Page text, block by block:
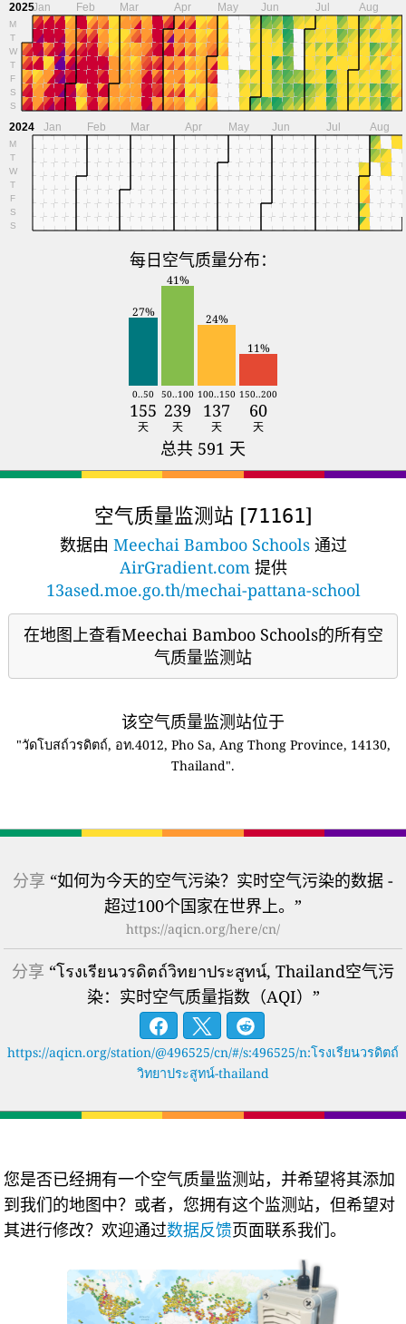
2025
M
T
W
T
F
S
S
Jan Feb Mar Apr May Jun Jul Aug
2024
M
T
W
T
F
S
S
Jan Feb Mar Apr May Jun Jul Aug
每日空气质量分布：
27%
41%
24%
11%
0..50 50..100 100..150 150..200
155 239 137 60
天 天 天 天
总共 591 天
空气质量监测站 [71161]
数据由 Meechai Bamboo Schools通过
AirGradient.com提供
13ased.moe.go.th/mechai-pattana-school
在地图上查看Meechai Bamboo Schools的所有空
气质量监测站
该空气质量监测站位于
"วัดโบสถ์วรดิตถ์, อท.4012, Pho Sa, Ang Thong Province, 14130,
Thailand".
分享 “如何为今天的空气污染？实时空气污染的数据 -
超过100个国家在世界上。”
https://aqicn.org/here/cn/
分享 “โรงเรียนวรดิตถ์วิทยาประสูทน์, Thailand空气污
染：实时空气质量指数（AQI）”
https://aqicn.org/station/@496525/cn/#/s:496525/n:โรงเรียนวรดิตถ์
วิทยาประสูทน์-thailand
您是否已经拥有一个空气质量监测站，并希望将其添加
到我们的地图中？或者，您拥有这个监测站，但希望对
其进行修改？欢迎通过数据反馈页面联系我们。